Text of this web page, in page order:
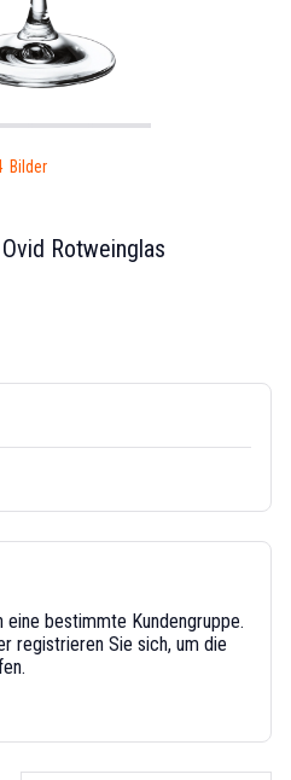
Bilder
Rotweinglas
bestimmte Kundengruppe.
registrieren Sie sich, um die